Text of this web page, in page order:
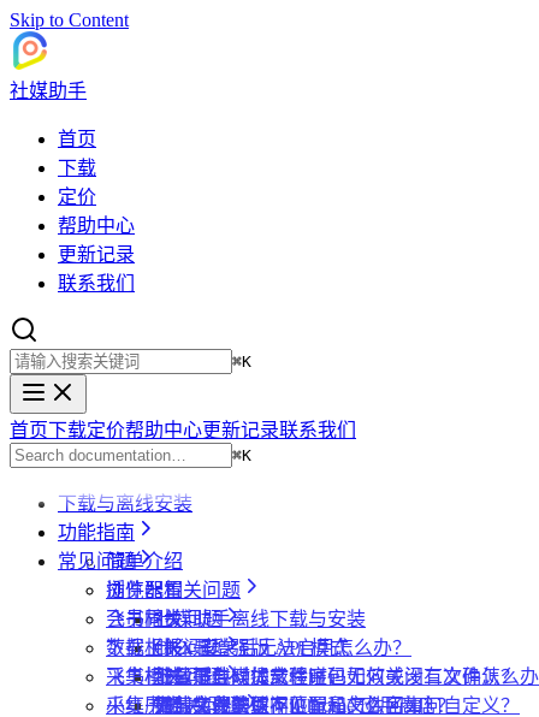
Skip to Content
社媒助手
首页
下载
定价
帮助中心
更新记录
联系我们
⌘K
首页下载定价帮助中心更新记录联系我们
⌘K
下载与离线安装
功能指南
简单介绍
插件配置
飞书同步
数据上报
采集模式
采集历史
常见问题
浏览器相关问题
社媒助手离线下载与安装
CRX 安装后无法启用怎么办？
下载插件时提示程序包无效或没有文件怎么办
为什么无法访问 Chrome 应用商店？
会员相关问题
什么是增强版 API 模式
什么是自动加载验证码
如何免费获取 VIP
下载相关问题
批量下载媒体文件时，如何关闭二次确认？
下载文件的保存位置和文件名如何自定义？
飞书相关问题
提示字段类型不匹配是怎么回事？
小红书相关问题